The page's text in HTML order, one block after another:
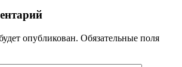
опубликован. Обязательные поля